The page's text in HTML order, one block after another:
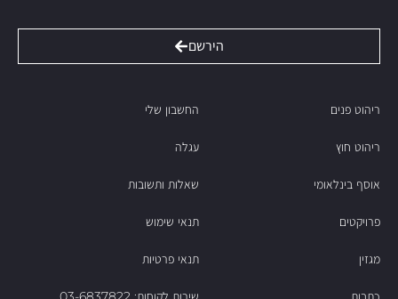
הירשם
ריהוט פנים
ריהוט חוץ
אוסף בינלאומי
פרויקטים
מגזין
החשבון שלי
עגלה
שאלות ותשובות
תנאי שימוש
תנאי פרטיות